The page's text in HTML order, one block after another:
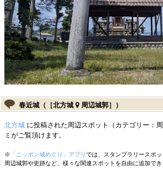
春近城（［北方城 周辺城郭］）
北方城に投稿された周辺スポット（カテゴリー：
ミがご覧頂けます。
※ 「ニッポン城めぐり」アプリ では、スタンプラリースポ
周辺城郭や史跡など、様々な関連スポットを自由に追加でき